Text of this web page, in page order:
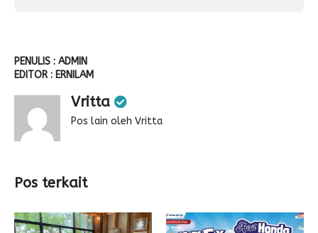
PENULIS : ADMIN
EDITOR : ERNILAM
Vritta
Pos lain oleh Vritta
Pos terkait